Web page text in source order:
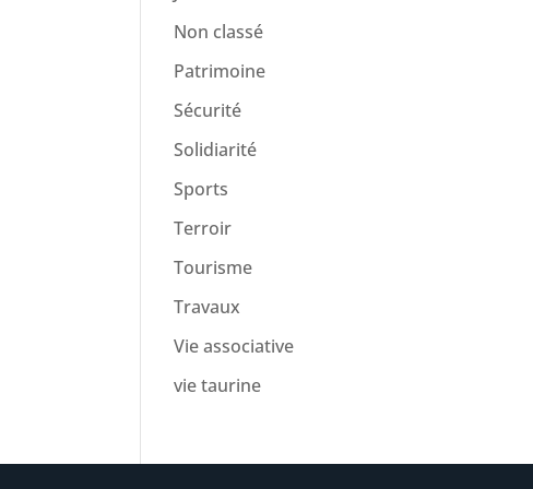
Non classé
Patrimoine
Sécurité
Solidiarité
Sports
Terroir
Tourisme
Travaux
Vie associative
vie taurine